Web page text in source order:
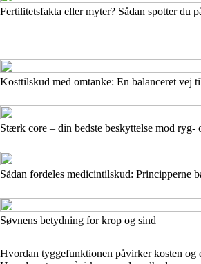
Fertilitetsfakta eller myter? Sådan spotter du
Kosttilskud med omtanke: En balanceret vej
Stærk core – din bedste beskyttelse mod ryg-
Sådan fordeles medicintilskud: Principperne
Søvnens betydning for krop og sind
Hvordan tyggefunktionen påvirker kosten og